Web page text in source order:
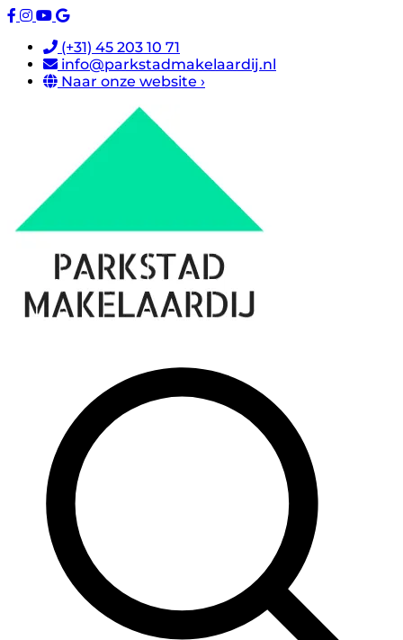
(+31) 45 203 10 71
info@parkstadmakelaardij.nl
Naar onze website ›